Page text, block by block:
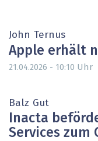
John Ternus
Apple erhält
21.04.2026 - 10:10 Uhr
Balz Gut
Inacta
Services zum